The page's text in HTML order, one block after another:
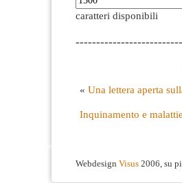
caratteri disponibili
« Una lettera aperta
Inquinamento e
Webdesign Visus 2006, su